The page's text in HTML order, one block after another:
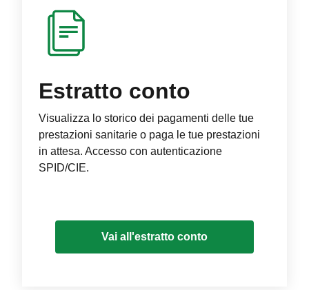
Estratto conto
Visualizza lo storico dei pagamenti delle tue
prestazioni sanitarie o paga le tue prestazioni
in attesa. Accesso con autenticazione
SPID/CIE.
Vai all'estratto conto